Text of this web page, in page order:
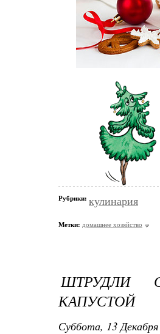
Рубрики: кулинария
Метки: домашнее хозяйство
ШТРУДЛИ
КАПУСТОЙ
Суббота, 13